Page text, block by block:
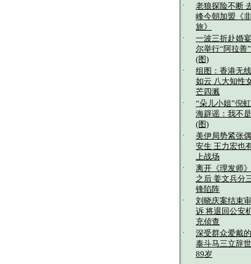
·
老狼探险不断
峰今朝加盟《
旅》
·
一波三折赴婚
尔举行“阿拉善
(图)
·
组图：香港无
如云 八大知性
芒四溅
·
“朵儿小姐”倪
海辟谣：我不
(图)
·
美伊局势紧张
安生 王力宏也
上战场
·
离开《理发师
之后 姜文兵分
锋陷阵
·
刘晓庆案结束
诉 将退回公安
充侦查
·
深受群众爱戴
泰斗马三立辞
89岁